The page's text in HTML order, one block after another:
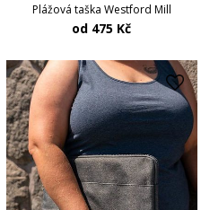
Plážová taška Westford Mill
od 475 Kč